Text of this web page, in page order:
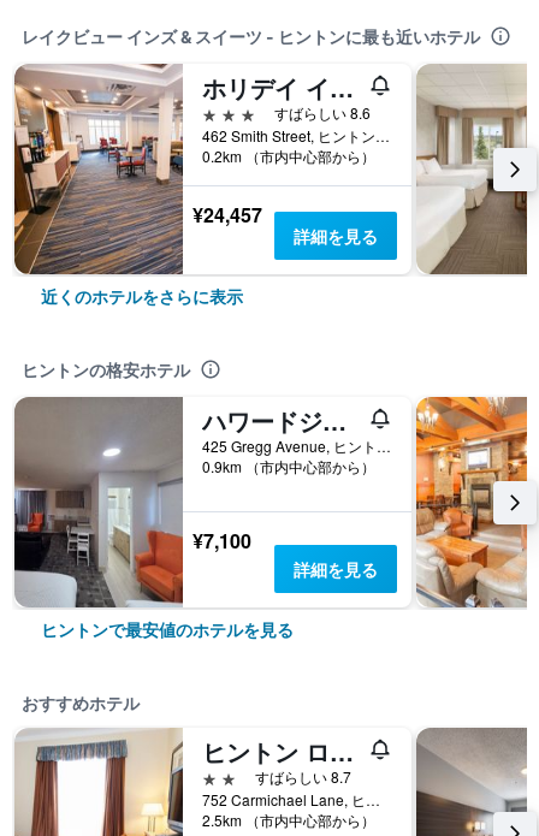
レイクビュー インズ & スイーツ - ヒントンに最も近いホテル
ホリデイ イン エクスプレス ホテル ＆ スイーツ ヒントン
3つ星
すばらしい 8.6
462 Smith Street, ヒントン, AB, カナダ
0.2km （市内中心部から）
¥24,457
詳細を見る
近くのホテルをさらに表示
ヒントンの格安ホテル
ハワードジョンソン バイ ウィンダム ヒントン
425 Gregg Avenue, ヒントン, AB, カナダ
0.9km （市内中心部から）
¥7,100
詳細を見る
ヒントンで最安値のホテルを見る
おすすめホテル
ヒントン ロッジ
2つ星
すばらしい 8.7
752 Carmichael Lane, ヒントン, AB, カナダ
2.5km （市内中心部から）